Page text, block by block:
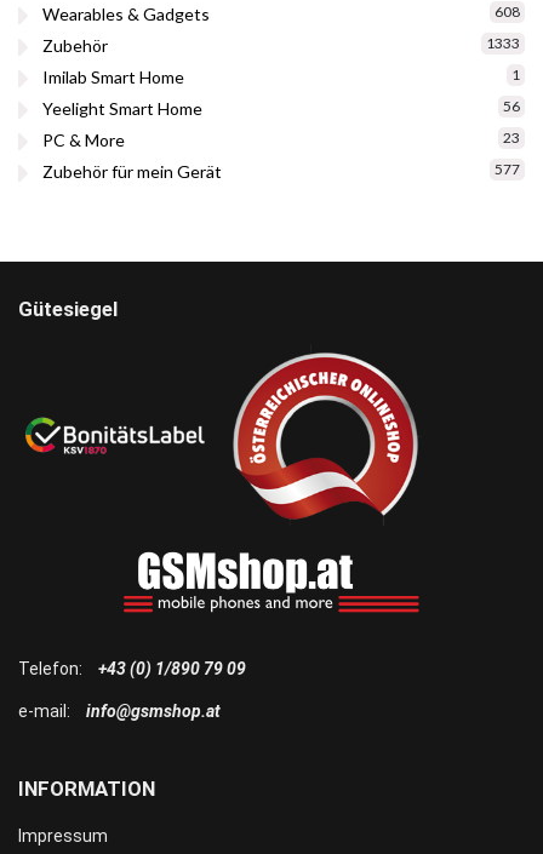
Wearables & Gadgets 608
Zubehör 1333
Imilab Smart Home 1
Yeelight Smart Home 56
PC & More 23
Zubehör für mein Gerät 577
INFORMATION
Impressum
Telefon: +43 (0) 1/890 79 09
e-mail: info@gsmshop.at
Gütesiegel